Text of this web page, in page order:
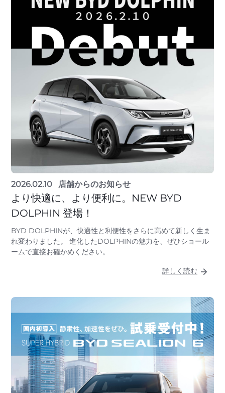
2026.02.10 店舗からのお知らせ
より快適に、より便利に。NEW BYD
DOLPHIN 登場！
BYD DOLPHINが、快適性と利便性をさらに高めて新しく生ま
れ変わりました。 進化したDOLPHINの魅力を、ぜひショール
ームで直接お確かめください。
詳しく読む